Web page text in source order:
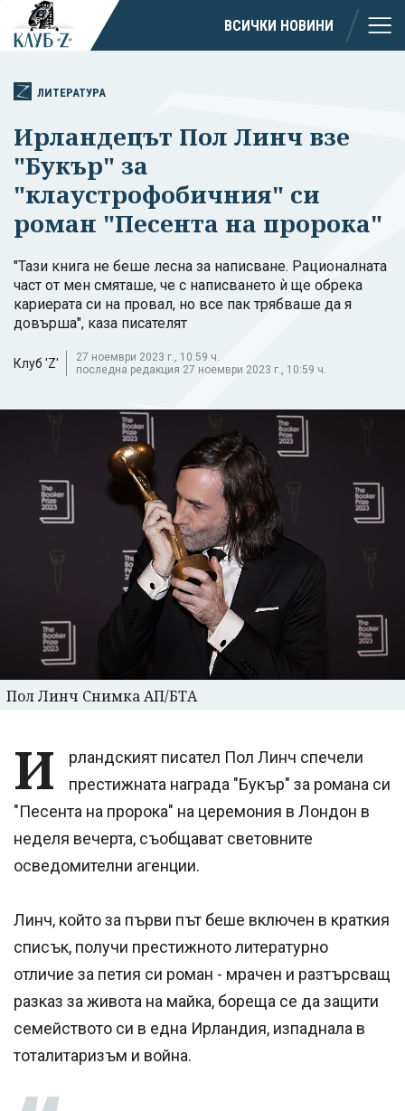
ВСИЧКИ НОВИНИ
ЛИТЕРАТУРА
Ирландецът Пол Линч взе
"Букър" за
"клаустрофобичния" си
роман "Песента на пророка"
"Тази книга не беше лесна за написване. Рационалната
част от мен смяташе, че с написването ѝ ще обрека
кариерата си на провал, но все пак трябваше да я
довърша", каза писателят
Клуб 'Z'
27 ноември 2023 г., 10:59 ч.
последна редакция 27 ноември 2023 г., 10:59 ч.
Пол Линч Снимка АП/БТА
И
рландският писател Пол Линч спечели
престижната награда "Букър" за романа си
"Песента на пророка" на церемония в Лондон в
неделя вечерта, съобщават световните
осведомителни агенции.
Линч, който за първи път беше включен в краткия
списък, получи престижното литературно
отличие за петия си роман - мрачен и разтърсващ
разказ за живота на майка, бореща се да защити
семейството си в една Ирландия, изпаднала в
тоталитаризъм и война.